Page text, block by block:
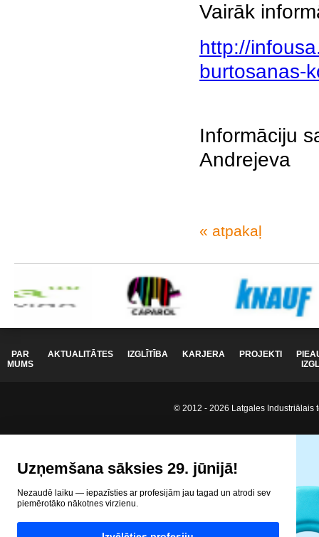
Vairāk
http://
burtosanas-
Informāciju
Andrejeva
« atpakaļ
PAR
MUMS
AKTUALITĀTES IZGLĪTĪBA KARJERA PROJEKTI
© 2012 - 2026 Latgales Industriālais
Uzņemšana sāksies 29. jūnijā!
Nezaudē laiku — iepazīsties ar profesijām jau tagad un atrodi sev
piemērotāko nākotnes virzienu.